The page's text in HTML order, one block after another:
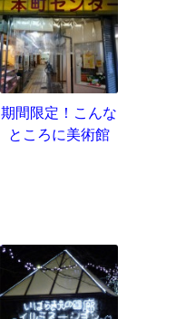
期間限定！こんな
ところに美術館